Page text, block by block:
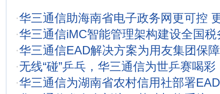
·华三通信助海南省电子政务网更可控
·华三通信iMC智能管理架构建设全国
·华三通信EAD解决方案为用友集团保
·无线“碰”乒乓，华三通信为世乒赛喝彩
·华三通信为湖南省农村信用社部署